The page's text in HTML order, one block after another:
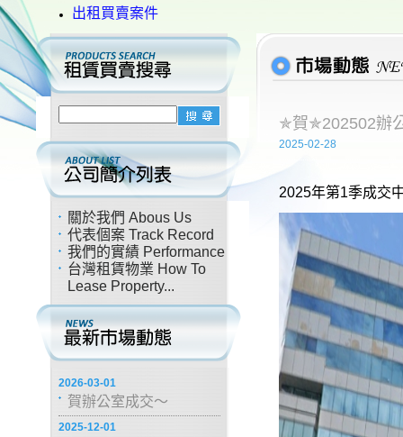
出租買賣案件
關於我們 Abous Us
代表個案 Track Record
我們的實績 Performance
台灣租賃物業 How To
Lease Property...
2026-03-01
賀辦公室成交～
2025-12-01
✯賀✯202502辦
2025-02-28
2025年第1季成交